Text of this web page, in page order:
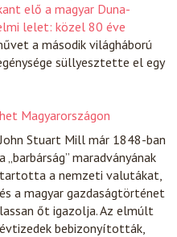
elő a magyar Duna-
lelet: közel 80 éve
a második világháború
süllyesztette el egy
Magyarországon
John Stuart Mill már 1848-ban
a „barbárság” maradványának
tartotta a nemzeti valutákat,
és a magyar gazdaságtörténet
lassan őt igazolja. Az elmúlt
évtizedek bebizonyították,